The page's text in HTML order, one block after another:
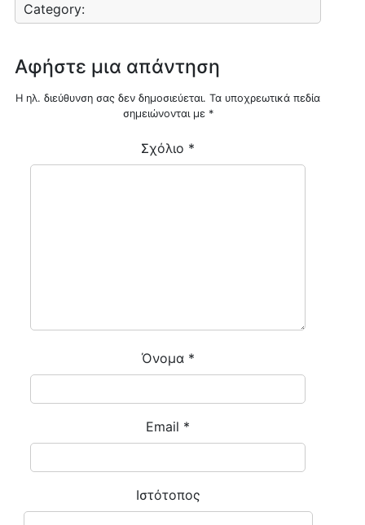
Category:
Αφήστε μια απάντηση
Η ηλ. διεύθυνση σας δεν δημοσιεύεται. Τα υποχρεωτικά πεδία
σημειώνονται με *
Σχόλιο *
Όνομα *
Email *
Ιστότοπος